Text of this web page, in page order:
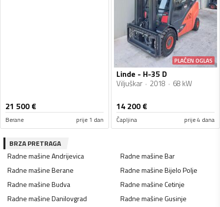
21 500€
Berane prije 1 dan
PLAĆEN OGLAS
Linde - H-35 D
Viljuškar 2018 68 kW
14 200€
Čapljina prije 4 dana
BRZA PRETRAGA
Radne mašineAndrijevica Radne mašineBar
Radne mašineBerane Radne mašineBijelo Polje
Radne mašineBudva Radne mašineCetinje
Radne mašineDanilovgrad Radne mašineGusinje